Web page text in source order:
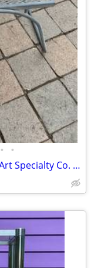
• •
Atomic / Space age Era UFO lamp by Art Specialty Co. A25